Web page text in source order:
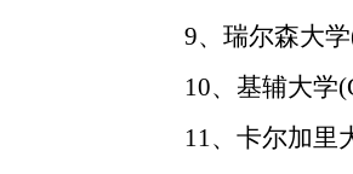
9、瑞尔森大学
10、基辅大学
11、卡尔加里大